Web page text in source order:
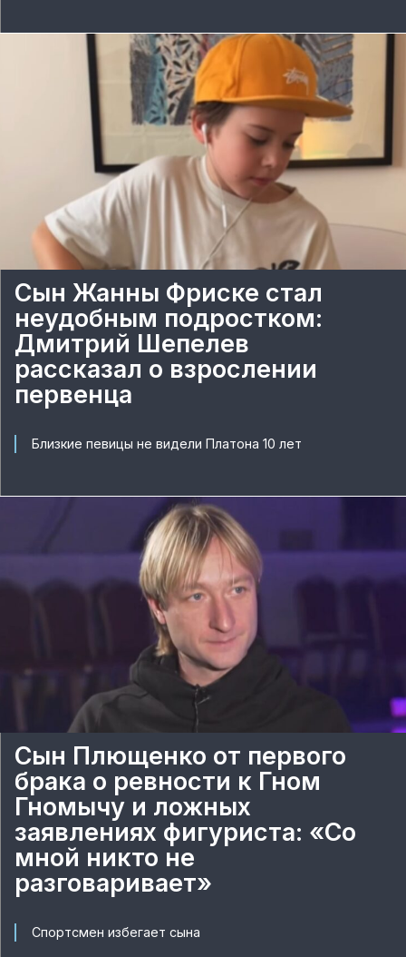
Сын Жанны Фриске стал
неудобным подростком:
Дмитрий Шепелев
рассказал о взрослении
первенца
Близкие певицы не видели Платона 10 лет
Сын Плющенко от первого
брака о ревности к Гном
Гномычу и ложных
заявлениях фигуриста: «Со
мной никто не
разговаривает»
Спортсмен избегает сына